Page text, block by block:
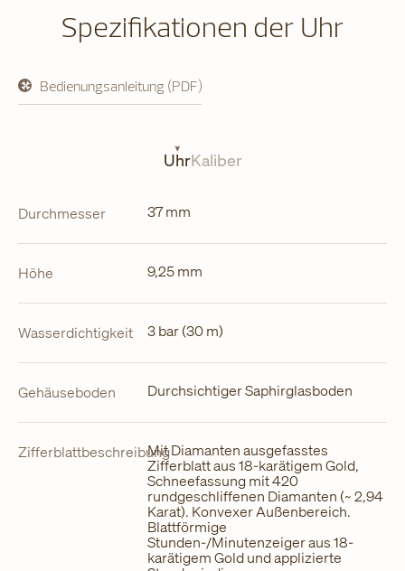
Spezifikationen der Uhr
Bedienungsanleitung (PDF)
öffnet
in
UhrKaliber
Durchmesser 37 mm
Höhe 9,25 mm
Wasserdichtigkeit 3 bar (30 m)
Gehäuseboden Durchsichtiger Saphirglasboden
ZifferblattbeschreibungMit Diamanten ausgefasstes
Zifferblatt aus 18-karätigem Gold,
Schneefassung mit 420
rundgeschliffenen Diamanten (~ 2,94
Karat). Konvexer Außenbereich.
Blattförmige
Stunden-/Minutenzeiger aus 18-
karätigem Gold und applizierte